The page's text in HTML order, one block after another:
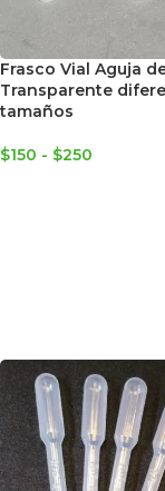
Frasco Vial Aguja
Transparente
tamaños
$150 - $250